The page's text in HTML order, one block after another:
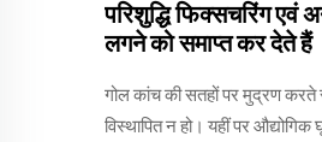
परिशुद्धि फिक्सचरिंग
लगने को समाप्त कर देते हैं
गोल कांच की सतहों पर मुद्रण करते
विस्थापित न हो। यहीं पर